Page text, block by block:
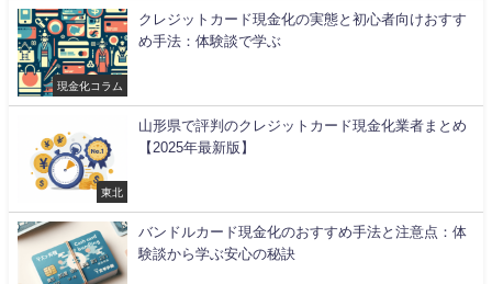
現金化コラム
クレジットカード現金化の実態と初心者向けおすす
め手法：体験談で学ぶ
東北
山形県で評判のクレジットカード現金化業者まとめ
【2025年最新版】
バンドルカード現金化のおすすめ手法と注意点：体
験談から学ぶ安心の秘訣